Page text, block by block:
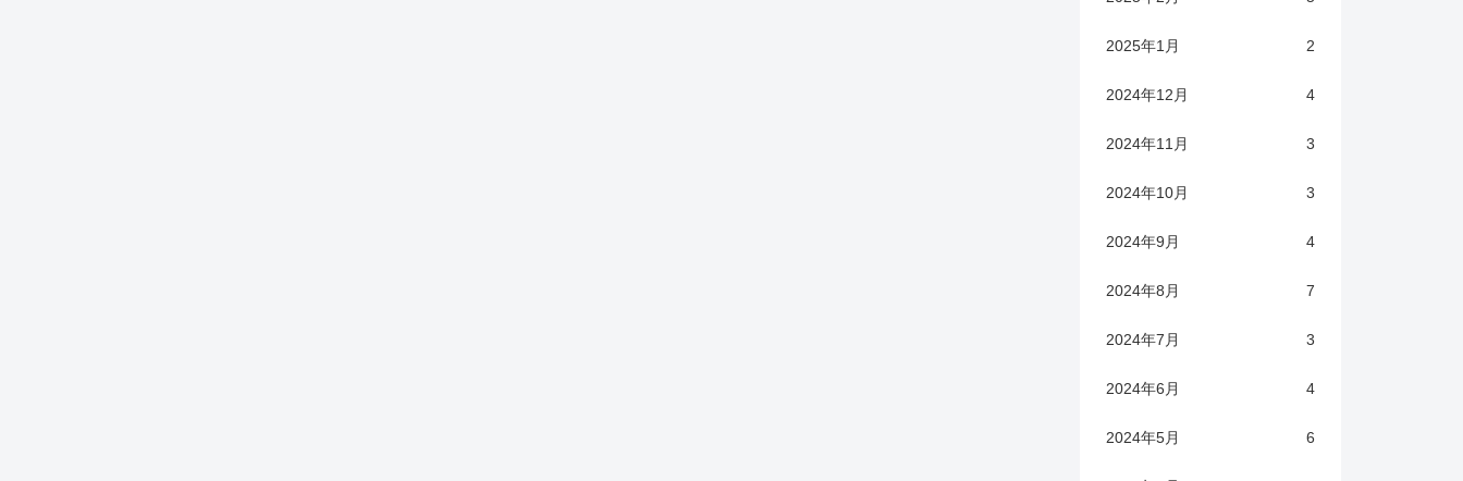
2025年1月 2
2024年12月 4
2024年11月 3
2024年10月 3
2024年9月 4
2024年8月 7
2024年7月 3
2024年6月 4
2024年5月 6